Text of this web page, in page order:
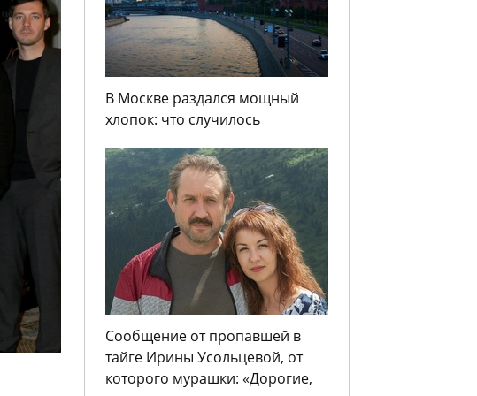
В Москве раздался мощный
хлопок: что случилось
Сообщение от пропавшей в
тайге Ирины Усольцевой, от
которого мурашки: «Дорогие,